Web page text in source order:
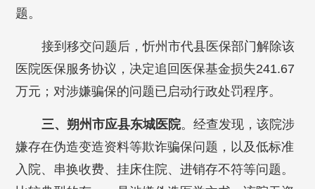
题。
接到移交问题后，忻州市代县医保部门解除该
医院医保服务协议，决定追回医保基金损失241.67
万元；对涉嫌骗保的问题已启动行政处罚程序。
三、朔州市应县东城医院。经查发现，该院涉
嫌存在伪造变造资料等欺诈骗保问题，以及低标准
入院、串换收费、挂床住院、进销存不符等问题。